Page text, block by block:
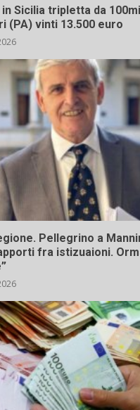
Sicilia tripletta da
(PA) vinti 13.500 euro
Pellegrino a
fra istizuaioni.